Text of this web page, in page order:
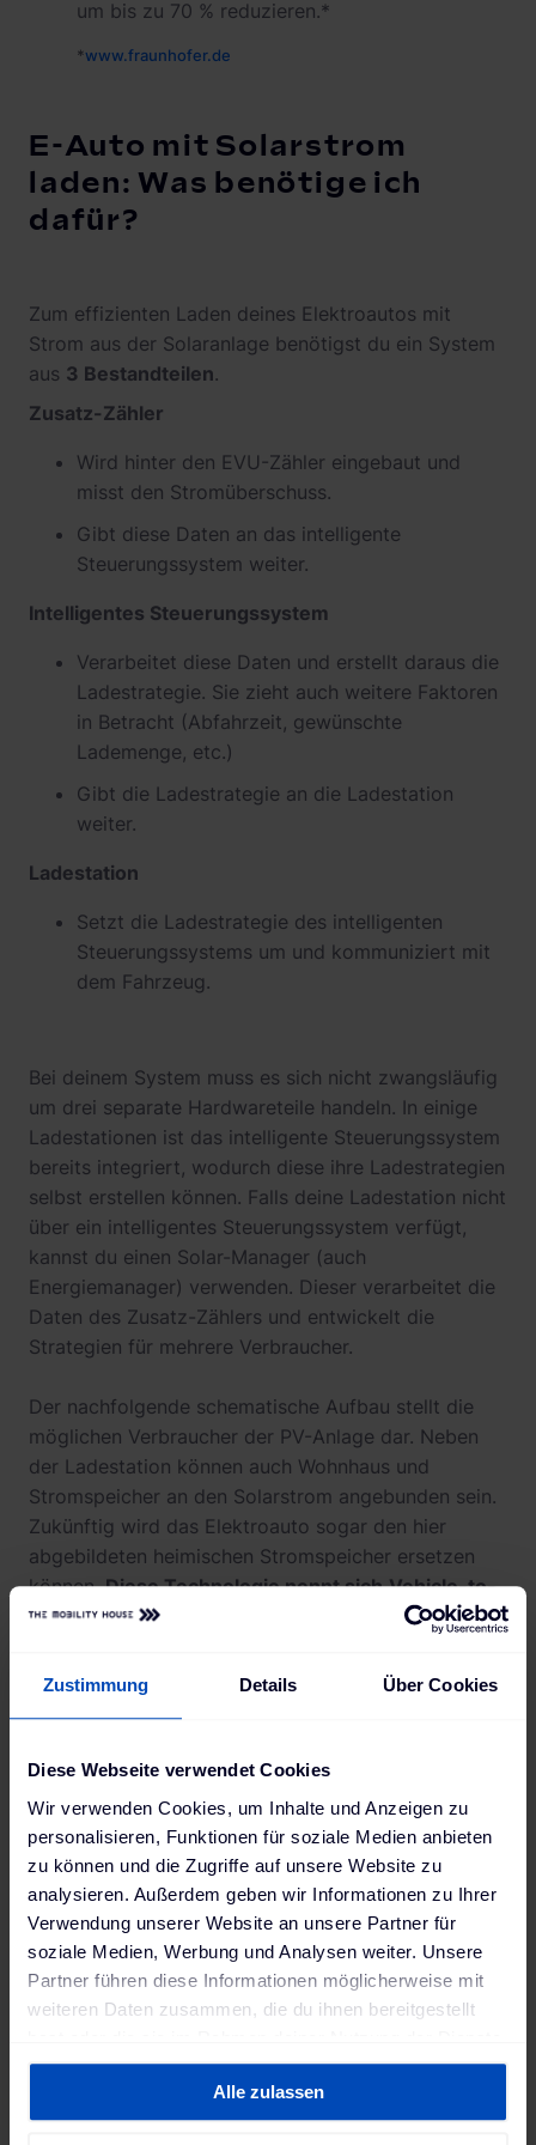
Zustimmung Details Über Cookies
Diese Webseite verwendet Cookies
Wir verwenden Cookies, um Inhalte und Anzeigen zu
personalisieren, Funktionen für soziale Medien anbieten
zu können und die Zugriffe auf unsere Website zu
analysieren. Außerdem geben wir Informationen zu Ihrer
Verwendung unserer Website an unsere Partner für
soziale Medien, Werbung und Analysen weiter. Unsere
Partner führen diese Informationen möglicherweise mit
weiteren Daten zusammen, die du ihnen bereitgestellt
gesammelt haben. Weitere Informationen findest du in
Datenschutzerklärungund unserem
Impressum.
Alle zulassen
um bis zu 70 % reduzieren.*
*www.fraunhofer.de
E-Auto mit Solarstrom
laden: Was benötige ich
dafür?
Zum effizienten Laden deines Elektroautos mit
Strom aus der Solaranlage benötigst du ein System
aus 3 Bestandteilen.
Zusatz-Zähler
Wird hinter den EVU-Zähler eingebaut und
misst den Stromüberschuss.
Gibt diese Daten an das intelligente
Steuerungssystem weiter.
Intelligentes Steuerungssystem
Verarbeitet diese Daten und erstellt daraus die
Ladestrategie. Sie zieht auch weitere Faktoren
in Betracht (Abfahrzeit, gewünschte
Lademenge, etc.)
Gibt die Ladestrategie an die Ladestation
weiter.
Ladestation
Setzt die Ladestrategie des intelligenten
Steuerungssystems um und kommuniziert mit
dem Fahrzeug.
Bei deinem System muss es sich nicht zwangsläufig
um drei separate Hardwareteile handeln. In einige
Ladestationen ist das intelligente Steuerungssystem
bereits integriert, wodurch diese ihre Ladestrategien
selbst erstellen können. Falls deine Ladestation nicht
über ein intelligentes Steuerungssystem verfügt,
kannst du einen Solar-Manager (auch
Energiemanager) verwenden. Dieser verarbeitet die
Daten des Zusatz-Zählers und entwickelt die
Strategien für mehrere Verbraucher.
Der nachfolgende schematische Aufbau stellt die
möglichen Verbraucher der PV-Anlage dar. Neben
der Ladestation können auch Wohnhaus und
Stromspeicher an den Solarstrom angebunden sein.
Zukünftig wird das Elektroauto sogar den hier
abgebildeten heimischen Stromspeicher ersetzen
können.Diese Technologie nennt sich Vehicle-to-
Home (V2H).
Elektroauto &
Solarstrom versorgen
1. Solarlösung installieren
Familie Calabrese wohnt in einem
diesen über die hauseigene Photovoltaik-